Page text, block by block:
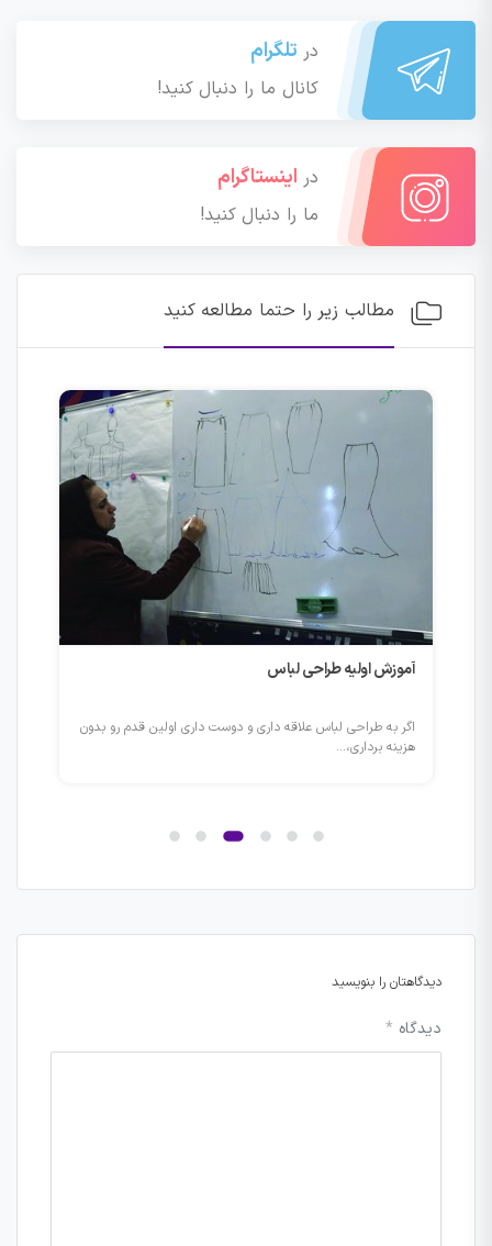
در تلگرام
کانال ما را دنبال کنید!
در اینستاگرام
ما را دنبال کنید!
مطالب زیر را حتما مطالعه کنید
آموزش اولیه طراحی لباس
اگر به طراحی لباس علاقه داری و دوست داری اولین قدم رو بدون
هزینه برداری،...
دیدگاهتان را بنویسید
دیدگاه *